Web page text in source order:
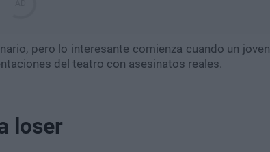
pero lo interesante comienza cuando un joven
del teatro con asesinatos reales.
loser